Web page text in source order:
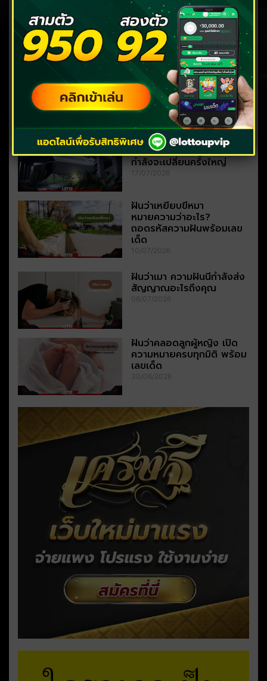
ฝันว่าโดนผีหลอก หมายถึง
อะไร? ลางร้ายหรือโชคกำลัง
มา
04/08/2026
ฝันซ้อนฝัน บอกอะไรเกี่ยวกับ
งาน เงิน และโชคลาภ
27/07/2026
ฝันว่ารถตกจากที่สูง สื่อ
อะไร? ลางร้ายหรือชีวิต
กำลังจะเปลี่ยนครั้งใหญ่
17/07/2026
ฝันว่าเหยียบขี้หมา
หมายความว่าอะไร?
ถอดรหัสความฝันพร้อมเลข
เด็ด
10/07/2026
ฝันว่าเมา ความฝันนี้กำลังส่ง
สัญญาณอะไรถึงคุณ
06/07/2026
ฝันว่าคลอดลูกผู้หญิง เปิด
ความหมายครบทุกมิติ พร้อม
เลขเด็ด
30/06/2026